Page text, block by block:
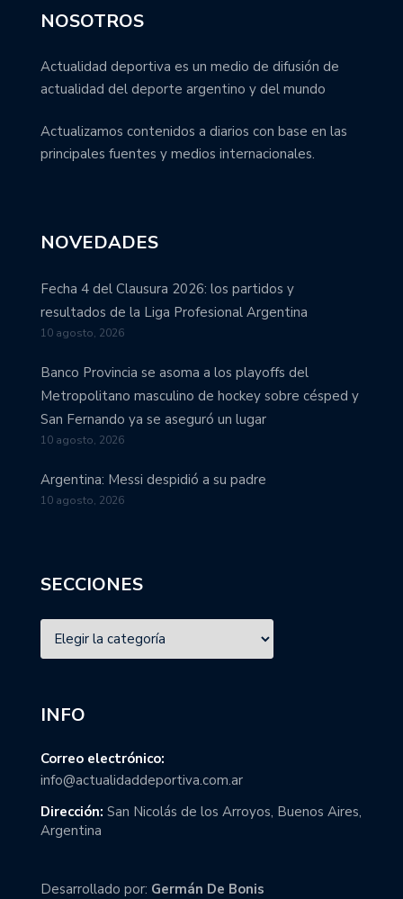
NOSOTROS
Actualidad deportiva es un medio de difusión de
actualidad del deporte argentino y del mundo
Actualizamos contenidos a diarios con base en las
principales fuentes y medios internacionales.
NOVEDADES
Fecha 4 del Clausura 2026: los partidos y
resultados de la Liga Profesional Argentina
10 agosto, 2026
Banco Provincia se asoma a los playoffs del
Metropolitano masculino de hockey sobre césped y
San Fernando ya se aseguró un lugar
10 agosto, 2026
Argentina: Messi despidió a su padre
10 agosto, 2026
SECCIONES
INFO
Correo electrónico:
info@actualidaddeportiva.com.ar
Dirección: San Nicolás de los Arroyos, Buenos Aires,
Argentina
Desarrollado por: Germán De Bonis